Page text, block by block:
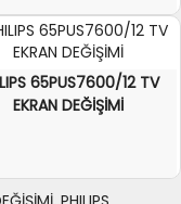
65PUS7600/12 TV
EKRAN DEĞİŞİMİ